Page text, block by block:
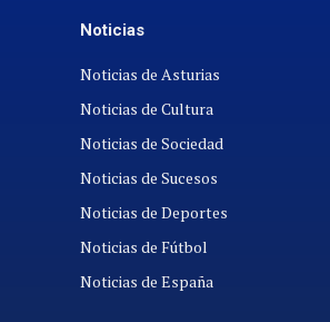
Noticias
Noticias de Asturias
Noticias de Cultura
Noticias de Sociedad
Noticias de Sucesos
Noticias de Deportes
Noticias de Fútbol
Noticias de España